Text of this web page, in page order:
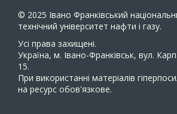
© 2025 Івано Франківський
технічний університет нафти і газу.
Усi права захищенi.
Україна, м. Івано-Франківськ, вул.
15.
При використанні матеріалів
на ресурс обов'язкове.